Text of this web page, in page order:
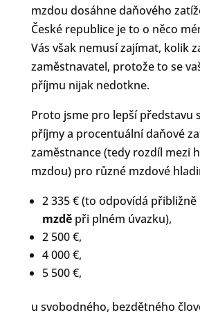
mzdou dosáhne daňového
České republice je to o něco
Vás však nemusí zajímat, kolik
zaměstnavatel, protože to se
příjmu nijak nedotkne.
Proto jsme pro lepší představu
příjmy a procentuální daňové
zaměstnance (tedy rozdíl mezi
mzdou) pro různé mzdové
2 335 € (to odpovídá přibližně
mzděpři plném úvazku),
2 500 €,
4 000 €,
5 500 €,
u svobodného, bezdětného